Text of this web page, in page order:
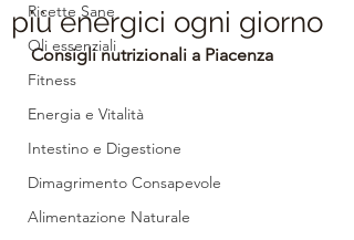
Ricette Sane
Oli essenziali
Fitness
Energia e Vitalità
Intestino e Digestione
Dimagrimento Consapevole
Alimentazione Naturale
più energici ogni giorno
Consigli nutrizionali a Piacenza